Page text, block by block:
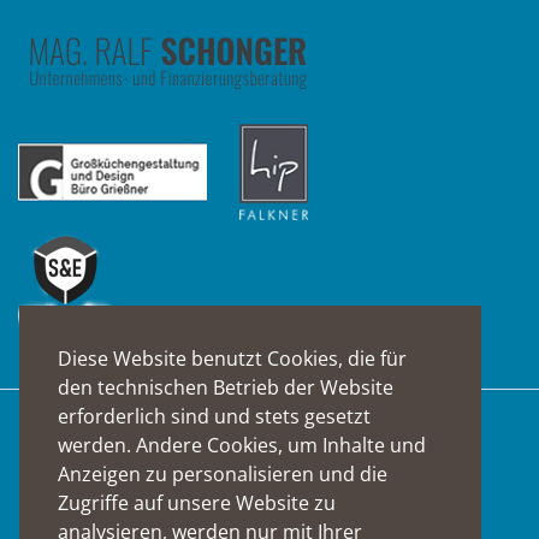
Diese Website benutzt Cookies, die für
den technischen Betrieb der Website
erforderlich sind und stets gesetzt
werden. Andere Cookies, um Inhalte und
Anzeigen zu personalisieren und die
Zugriffe auf unsere Website zu
analysieren, werden nur mit Ihrer
Suche